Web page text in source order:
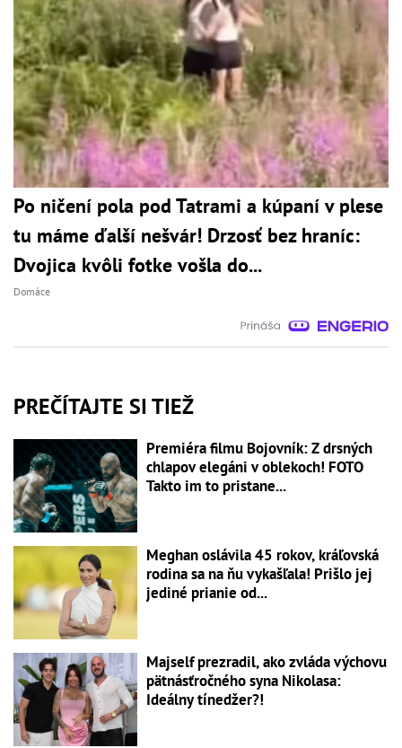
Po ničení pola pod Tatrami a kúpaní v plese
tu máme ďalší nešvár! Drzosť bez hraníc:
Dvojica kvôli fotke vošla do...
Domáce
PREČÍTAJTE SI TIEŽ
Premiéra filmu Bojovník: Z drsných
chlapov elegáni v oblekoch! FOTO
Takto im to pristane...
Meghan oslávila 45 rokov, kráľovská
rodina sa na ňu vykašľala! Prišlo jej
jediné prianie od...
Majself prezradil, ako zvláda výchovu
pätnásťročného syna Nikolasa:
Ideálny tínedžer?!